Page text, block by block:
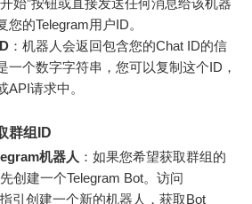
您的Telegram用户ID。
：机器人会返回包含您的Chat ID的信
一个数字字符串，您可以复制这个ID，
API请求中。
群组ID
机器人 ：如果您希望获取群组的
创建一个Telegram Bot。访问
引创建一个新的机器人，获取Bot